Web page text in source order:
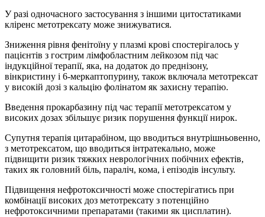
У разі одночасного застосування з іншими цитостатиками
кліренс метотрексату може знижуватися.
Зниження рівня фенітоїну у плазмі крові спостерігалось у
пацієнтів з гострим лімфобластним лейкозом під час
індукційної терапії, яка, на додаток до преднізону,
вінкристину і 6‑меркаптопурину, також включала метотрексат
у високій дозі з кальцію фолінатом як захисну терапію.
Введення прокарбазину під час терапії метотрексатом у
високих дозах збільшує ризик порушення функції нирок.
Супутня терапія цитарабіном, що вводиться внутрішньовенно,
з метотрексатом, що вводиться інтратекально, може
підвищити ризик тяжких неврологічних побічних ефектів,
таких як головний біль, параліч, кома, і епізодів інсульту.
Підвищення нефротоксичності може спостерігатись при
комбінації високих доз метотрексату з потенційно
нефротоксичними препаратами (такими як цисплатин).